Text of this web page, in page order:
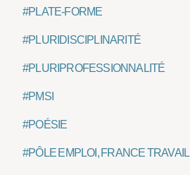
#PLATE-FORME
#PLURIDISCIPLINARITÉ
#PLURIPROFESSIONNALITÉ
#PMSI
#POÉSIE
#PÔLE EMPLOI, FRANCE TRAVAIL